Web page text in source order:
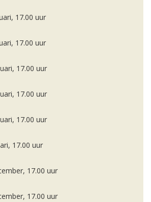
17.00 uur
17.00 uur
17.00 uur
17.00 uur
17.00 uur
17.00 uur
17.00 uur
17.00 uur